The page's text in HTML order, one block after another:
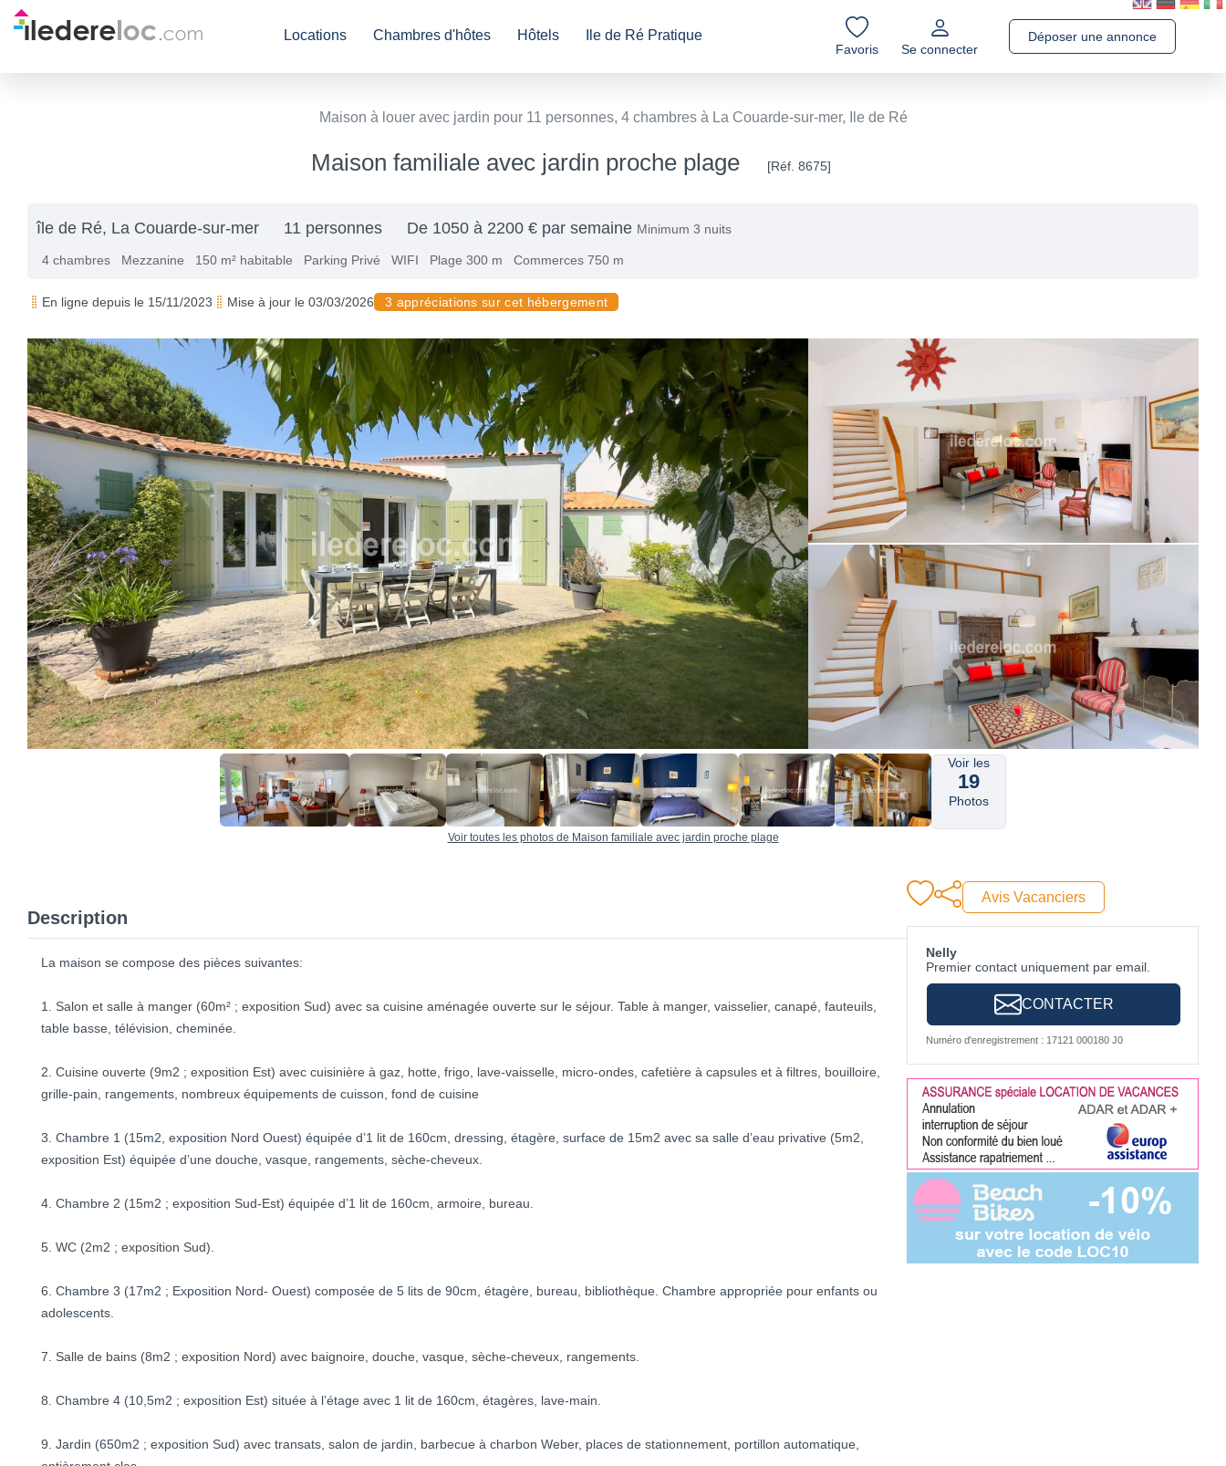
Locations Chambres d'hôtes Hôtels Ile de Ré Pratique
Favoris Se connecter
Déposer une annonce
Maison à louer avec jardin pour 11 personnes, 4 chambres à La Couarde-sur-mer, Ile de Ré
Maison familiale avec jardin proche plage [Réf. 8675]
île de Ré, La Couarde-sur-mer 11 personnes De 1050 à 2200 € par semaine Minimum 3 nuits
4 chambres Mezzanine 150 m² habitable Parking Privé WIFI Plage 300 m Commerces 750 m
En ligne depuis le 15/11/2023 Mise à jour le 03/03/2026 3 appréciations sur cet hébergement
Voir les
19
Photos
Voir toutes les photos de Maison familiale avec jardin proche plage
Description
La maison se compose des pièces suivantes:
1. Salon et salle à manger (60m² ; exposition Sud) avec sa cuisine aménagée ouverte sur le séjour. Table à manger, vaisselier, canapé, fauteuils,
table basse, télévision, cheminée.
2. Cuisine ouverte (9m2 ; exposition Est) avec cuisinière à gaz, hotte, frigo, lave-vaisselle, micro-ondes, cafetière à capsules et à filtres, bouilloire,
grille-pain, rangements, nombreux équipements de cuisson, fond de cuisine
3. Chambre 1 (15m2, exposition Nord Ouest) équipée d’1 lit de 160cm, dressing, étagère, surface de 15m2 avec sa salle d’eau privative (5m2,
exposition Est) équipée d’une douche, vasque, rangements, sèche-cheveux.
4. Chambre 2 (15m2 ; exposition Sud-Est) équipée d’1 lit de 160cm, armoire, bureau.
5. WC (2m2 ; exposition Sud).
6. Chambre 3 (17m2 ; Exposition Nord- Ouest) composée de 5 lits de 90cm, étagère, bureau, bibliothèque. Chambre appropriée pour enfants ou
adolescents.
7. Salle de bains (8m2 ; exposition Nord) avec baignoire, douche, vasque, sèche-cheveux, rangements.
8. Chambre 4 (10,5m2 ; exposition Est) située à l’étage avec 1 lit de 160cm, étagères, lave-main.
9. Jardin (650m2 ; exposition Sud) avec transats, salon de jardin, barbecue à charbon Weber, places de stationnement, portillon automatique,
Avis Vacanciers
Nelly
Premier contact uniquement par email.
CONTACTER
Numéro d'enregistrement : 17121 000180 J0